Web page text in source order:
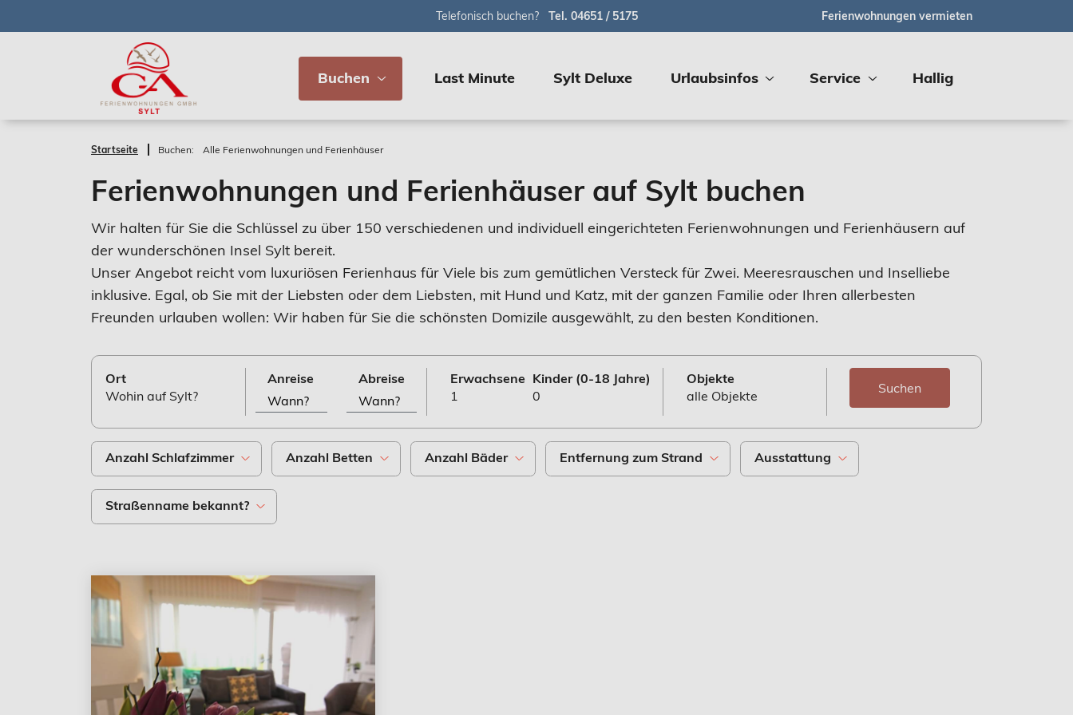
Telefonisch buchen? Tel. 04651 / 5175 Ferienwohnungen vermieten
Buchen Last Minute Sylt Deluxe Urlaubsinfos Service Hallig
Startseite Buchen: Alle Ferienwohnungen und Ferienhäuser
Ferienwohnungen und Ferienhäuser auf Sylt buchen
Wir halten für Sie die Schlüssel zu über 150 verschiedenen und individuell eingerichteten Ferienwohnungen und Ferienhäusern auf
der wunderschönen Insel Sylt bereit.
Unser Angebot reicht vom luxuriösen Ferienhaus für Viele bis zum gemütlichen Versteck für Zwei. Meeresrauschen und Inselliebe
inklusive. Egal, ob Sie mit der Liebsten oder dem Liebsten, mit Hund und Katz, mit der ganzen Familie oder Ihren allerbesten
Freunden urlauben wollen: Wir haben für Sie die schönsten Domizile ausgewählt, zu den besten Konditionen.
Ort
Wohin auf Sylt?
Anreise Abreise
Erwachsene
1
Kinder (0-18 Jahre)
0
Objekte
alle Objekte
Suchen
Anzahl Schlafzimmer Anzahl Betten Anzahl Bäder Entfernung zum Strand Ausstattung
Straßenname bekannt?